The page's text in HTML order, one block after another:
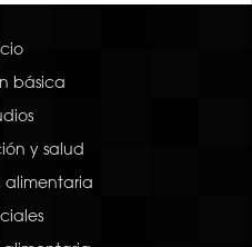
básica
y salud
alimentaria